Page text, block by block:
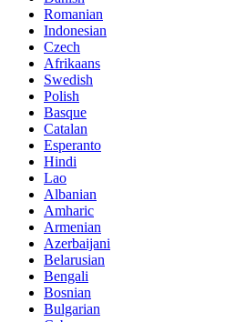
Romanian
Indonesian
Czech
Afrikaans
Swedish
Polish
Basque
Catalan
Esperanto
Hindi
Lao
Albanian
Amharic
Armenian
Azerbaijani
Belarusian
Bengali
Bosnian
Bulgarian